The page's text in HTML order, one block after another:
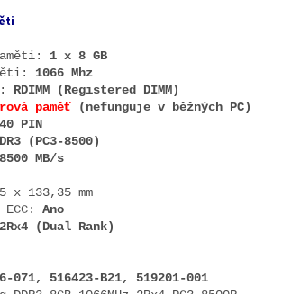
1 x 8 GB
1066 Mhz
RDIMM (Registered DIMM)
paměť (nefunguje v běžných PC)
PIN
(PC3-8500)
8500 MB/s
x 133,35 mm
Ano
2Rx4 (Dual Rank)
071, 516423-B21, 519201-001